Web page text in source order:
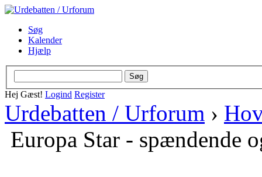
Søg
Kalender
Hjælp
Hej Gæst! Logind Register
Urdebatten / Urforum ›
Europa Star - spændende